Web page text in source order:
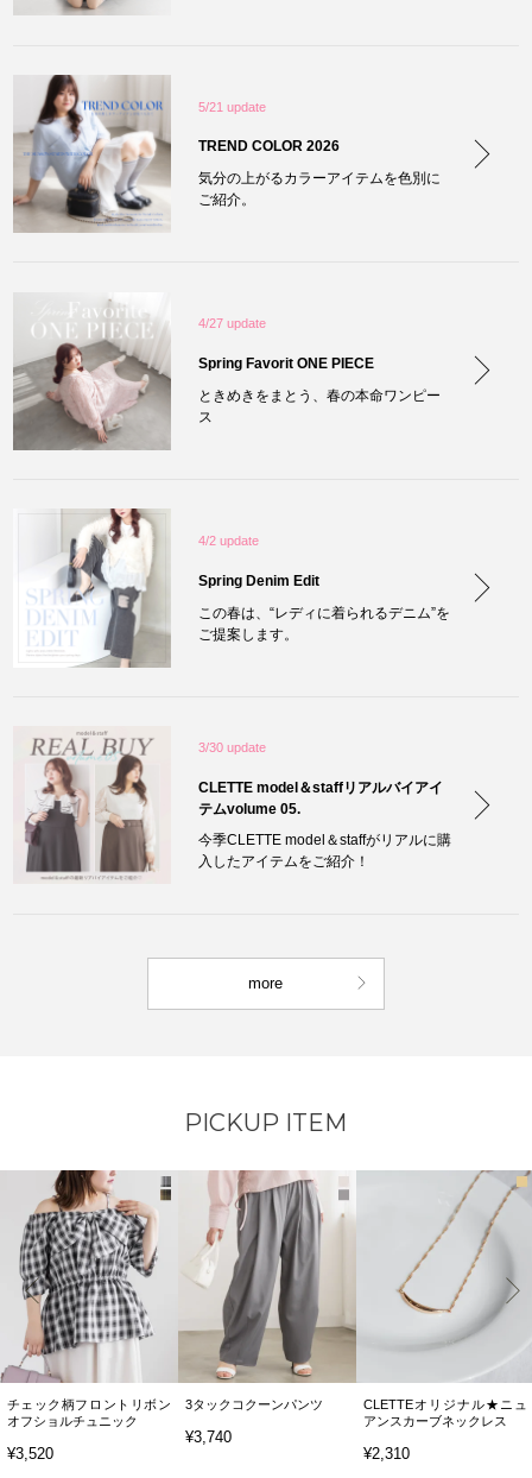
5/21 update
TREND COLOR 2026
気分の上がるカラーアイテムを色別に
ご紹介。
4/27 update
Spring Favorit ONE PIECE
ときめきをまとう、春の本命ワンピー
ス
4/2 update
Spring Denim Edit
この春は、“レディに着られるデニム”を
ご提案します。
3/30 update
CLETTE model＆staffリアルバイアイ
テムvolume 05.
今季CLETTE model＆staffがリアルに購
入したアイテムをご紹介！
more
PICKUP ITEM
チェック柄フロントリボン
オフショルチュニック
¥3,520
3タックコクーンパンツ
¥3,740
CLETTEオリジナル★ニュ
アンスカーブネックレス
¥2,310